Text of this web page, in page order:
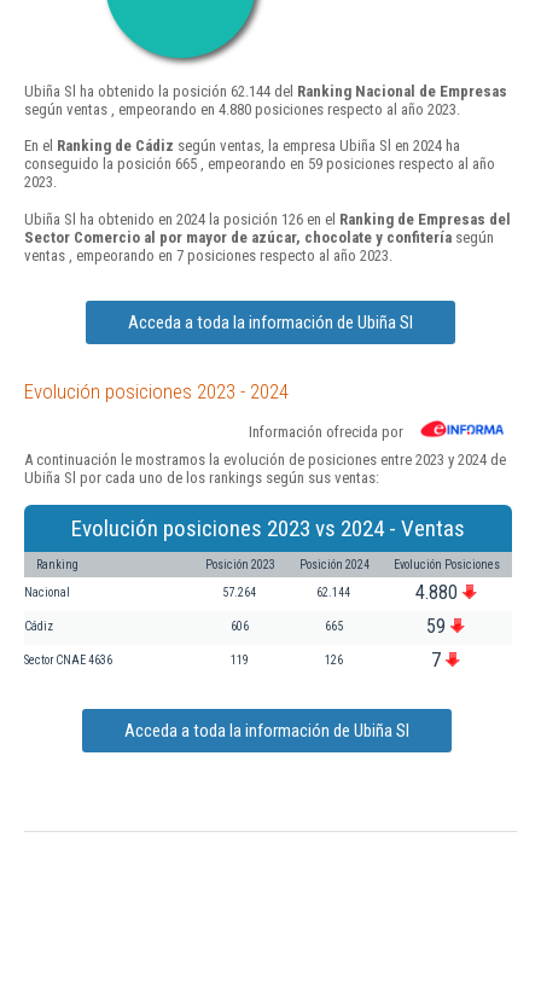
Ubiña Sl ha obtenido la posición 62.144 del Ranking Nacional de Empresas
según ventas , empeorando en 4.880 posiciones respecto al año 2023.
En el Ranking de Cádiz según ventas, la empresa Ubiña Sl en 2024 ha
conseguido la posición 665 , empeorando en 59 posiciones respecto al año
2023.
Ubiña Sl ha obtenido en 2024 la posición 126 en el Ranking de Empresas del
Sector Comercio al por mayor de azúcar, chocolate y confitería según
ventas , empeorando en 7 posiciones respecto al año 2023.
Acceda a toda la información de Ubiña Sl
Evolución posiciones 2023 - 2024
Información ofrecida por
A continuación le mostramos la evolución de posiciones entre 2023 y 2024 de
Ubiña Sl por cada uno de los rankings según sus ventas:
Evolución posiciones 2023 vs 2024 - Ventas
Ranking Posición 2023 Posición 2024 Evolución Posiciones
Nacional 57.264 62.144 4.880
Cádiz 606 665 59
Sector CNAE 4636 119 126 7
Acceda a toda la información de Ubiña Sl